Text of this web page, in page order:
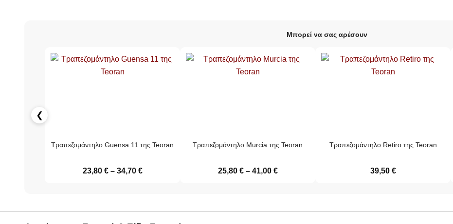
Μπορεί να σας αρέσουν
❮
Τραπεζομάντηλο Guensa 11 της Teoran
23,80 € – 34,70 €
Τραπεζομάντηλο Murcia της Teoran
25,80 € – 41,00 €
Τραπεζομάντηλο Retiro της Teoran
39,50 €